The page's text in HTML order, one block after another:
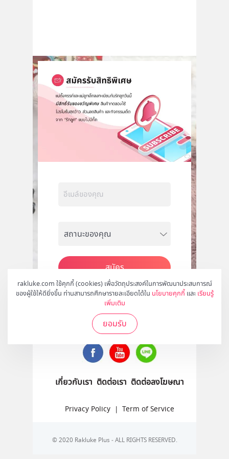
rakluke.com ใช้คุกกี้ (cookies) เพื่อวัตถุประสงค์ในการพัฒนาประสบการณ์
ของผู้ใช้ให้ดียิ่งขึ้น ท่านสามารถศึกษารายละเอียดได้ใน นโยบายคุกกี้ และ เรียนรู้
เพิ่มเติม
ยอมรับ
สมัคร
ติดตามเราได้ที่
เกี่ยวกับเรา ติดต่อเรา ติดต่อลงโฆษณา
Privacy Policy | Term of Service
© 2020 Rakluke Plus - ALL RIGHTS RESERVED.